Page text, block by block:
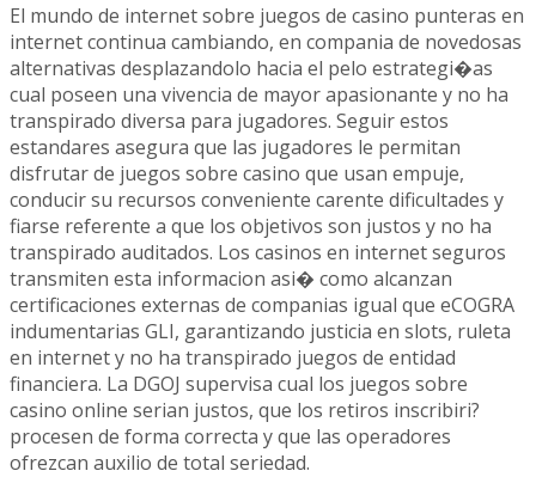
El mundo de internet sobre juegos de casino punteras en
internet continua cambiando, en compania de novedosas
alternativas desplazandolo hacia el pelo estrategi�as
cual poseen una vivencia de mayor apasionante y no ha
transpirado diversa para jugadores. Seguir estos
estandares asegura que las jugadores le permitan
disfrutar de juegos sobre casino que usan empuje,
conducir su recursos conveniente carente dificultades y
fiarse referente a que los objetivos son justos y no ha
transpirado auditados. Los casinos en internet seguros
transmiten esta informacion asi� como alcanzan
certificaciones externas de companias igual que eCOGRA
indumentarias GLI, garantizando justicia en slots, ruleta
en internet y no ha transpirado juegos de entidad
financiera. La DGOJ supervisa cual los juegos sobre
casino online serian justos, que los retiros inscribiri?
procesen de forma correcta y que las operadores
ofrezcan auxilio de total seriedad.